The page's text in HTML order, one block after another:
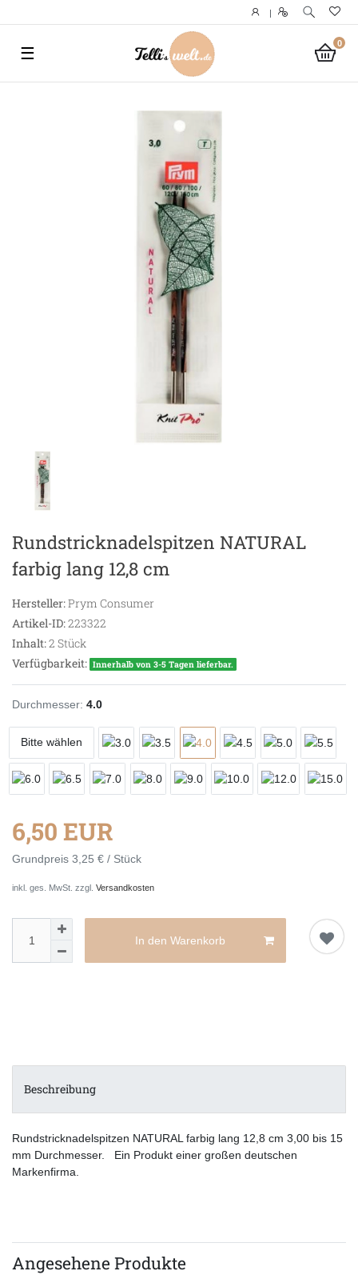
|
0
☰
Rundstricknadelspitzen NATURAL
farbig lang 12,8 cm
Hersteller:Prym Consumer
Artikel-ID:223322
Inhalt:2 Stück
Verfügbarkeit: Innerhalb von 3-5 Tagen lieferbar.
Durchmesser: 4.0
Bitte wählen
6,50 EUR
Grundpreis 3,25 € / Stück
inkl. ges. MwSt. zzgl. Versandkosten
In den Warenkorb
Beschreibung
Rundstricknadelspitzen NATURAL farbig lang 12,8 cm 3,00 bis 15
mm Durchmesser. Ein Produkt einer großen deutschen
Markenfirma.
Angesehene Produkte